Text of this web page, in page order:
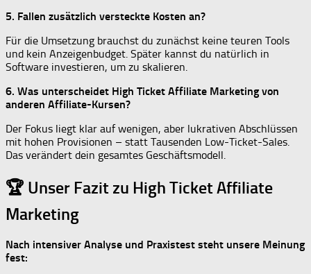
5. Fallen zusätzlich versteckte Kosten an?
Für die Umsetzung brauchst du zunächst keine teuren Tools
und kein Anzeigenbudget. Später kannst du natürlich in
Software investieren, um zu skalieren.
6. Was unterscheidet High Ticket Affiliate Marketing von
anderen Affiliate-Kursen?
Der Fokus liegt klar auf wenigen, aber lukrativen Abschlüssen
mit hohen Provisionen – statt Tausenden Low-Ticket-Sales.
Das verändert dein gesamtes Geschäftsmodell.
🏆 Unser Fazit zu High Ticket Affiliate
Marketing
Nach intensiver Analyse und Praxistest steht unsere Meinung
fest: